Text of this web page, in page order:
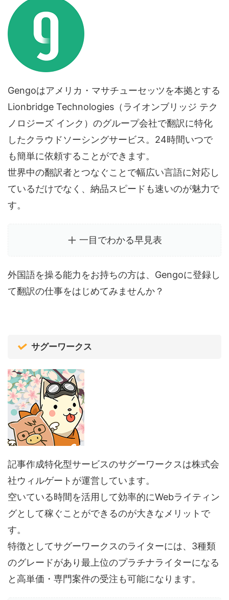
Gengoはアメリカ・マサチューセッツを本拠とする
Lionbridge Technologies（ライオンブリッジ テク
ノロジーズ インク）のグループ会社で翻訳に特化
したクラウドソーシングサービス。24時間いつで
も簡単に依頼することができます。
世界中の翻訳者とつなぐことで幅広い言語に対応し
ているだけでなく、納品スピードも速いのが魅力で
す。
一目でわかる早見表
外国語を操る能力をお持ちの方は、Gengoに登録し
て翻訳の仕事をはじめてみませんか？
サグーワークス
記事作成特化型サービスのサグーワークスは株式会
社ウィルゲートが運営しています。
空いている時間を活用して効率的にWebライティン
グとして稼ぐことができるのが大きなメリットで
す。
特徴としてサグーワークスのライターには、3種類
のグレードがあり最上位のプラチナライターになる
と高単価・専門案件の受注も可能になります。